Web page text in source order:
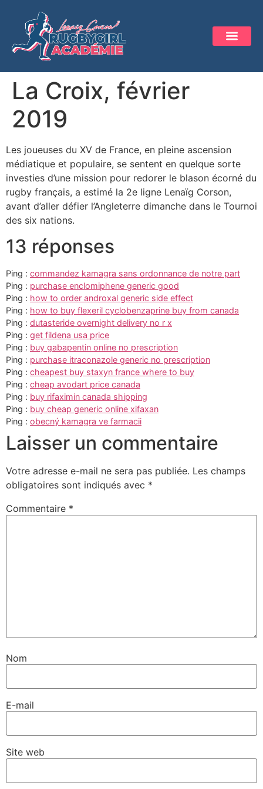
La Croix, février
2019
Les joueuses du XV de France, en pleine ascension
médiatique et populaire, se sentent en quelque sorte
investies d’une mission pour redorer le blason écorné du
rugby français, a estimé la 2e ligne Lenaïg Corson,
avant d’aller défier l’Angleterre dimanche dans le Tournoi
des six nations.
13 réponses
Ping : commandez kamagra sans ordonnance de notre part
Ping : purchase enclomiphene generic good
Ping : how to order androxal generic side effect
Ping : how to buy flexeril cyclobenzaprine buy from canada
Ping : dutasteride overnight delivery no r x
Ping : get fildena usa price
Ping : buy gabapentin online no prescription
Ping : purchase itraconazole generic no prescription
Ping : cheapest buy staxyn france where to buy
Ping : cheap avodart price canada
Ping : buy rifaximin canada shipping
Ping : buy cheap generic online xifaxan
Ping : obecný kamagra ve farmacii
Laisser un commentaire
Votre adresse e-mail ne sera pas publiée. Les champs
obligatoires sont indiqués avec *
Commentaire *
Nom
E-mail
Site web